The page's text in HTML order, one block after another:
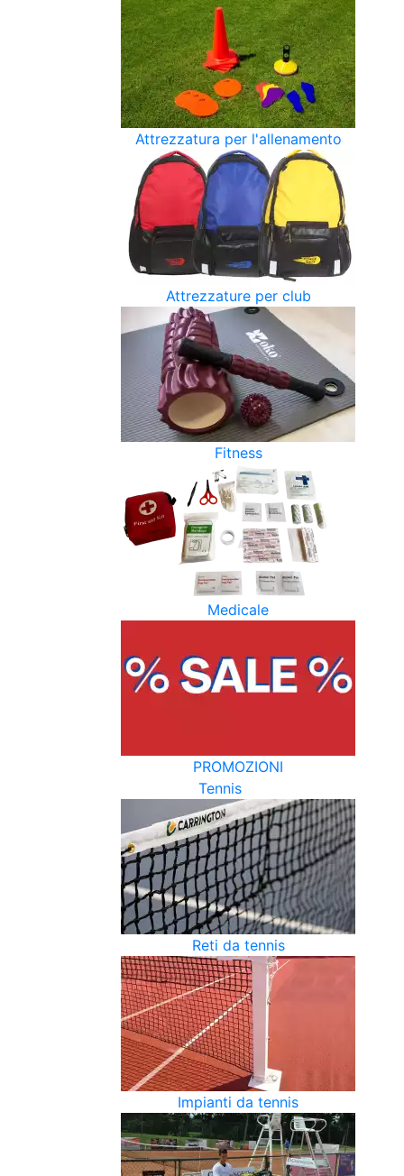
Attrezzatura per l'allenamento
Attrezzature per club
Fitness
Medicale
PROMOZIONI
Tennis
Reti da tennis
Impianti da tennis